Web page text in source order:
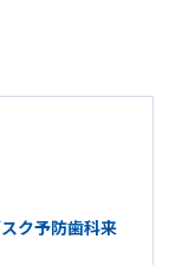
ク予防歯科来